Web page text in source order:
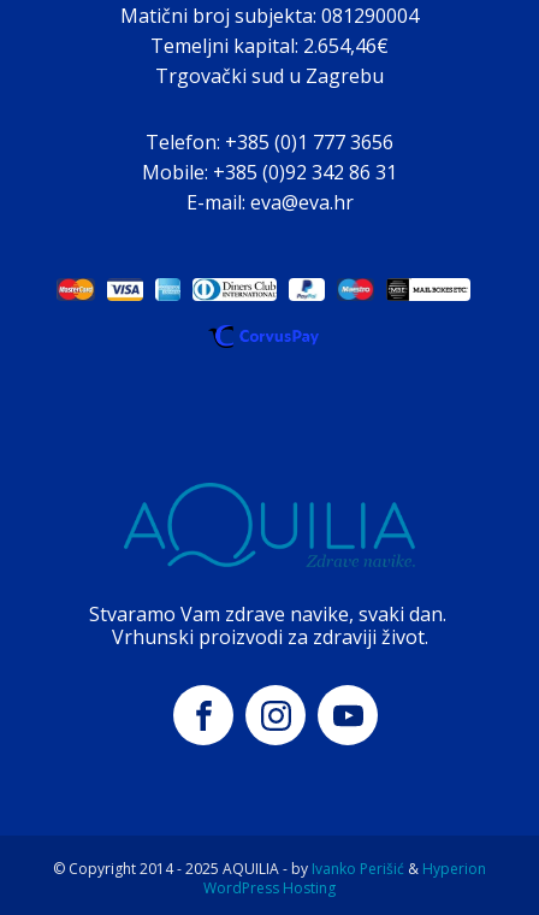
Matični broj subjekta: 081290004
Temeljni kapital: 2.654,46€
Trgovački sud u Zagrebu
Telefon: +385 (0)1 777 3656
Mobile: +385 (0)92 342 86 31
E-mail: eva@eva.hr
Stvaramo Vam zdrave navike, svaki dan.
Vrhunski proizvodi za zdraviji život.
© Copyright 2014 -2025 AQUILIA - by Ivanko Perišić & Hyperion
WordPress Hosting